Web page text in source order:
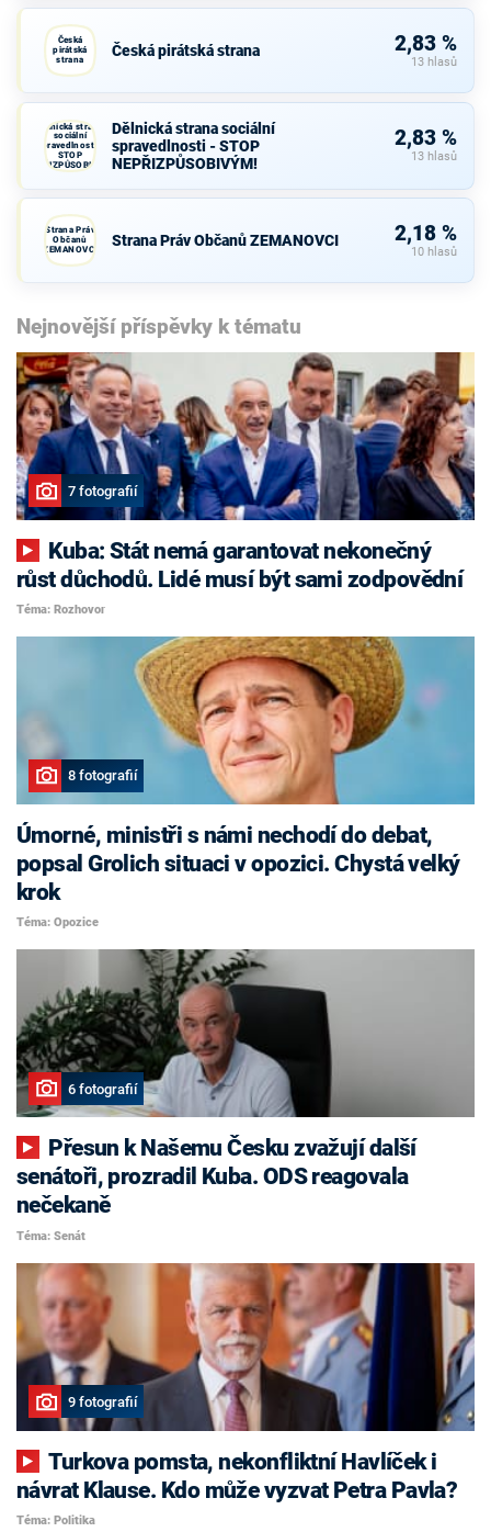
Česká
pirátská
strana
Česká pirátská strana 2,83 %
13 hlasů
Dělnická strana
sociální
spravedlnosti -
STOP
NEPŘIZPŮSOBIVÝM!
Dělnická strana sociální
spravedlnosti - STOP
NEPŘIZPŮSOBIVÝM!
2,83 %
13 hlasů
Strana Práv
Občanů
ZEMANOVCI
Strana Práv Občanů ZEMANOVCI 2,18 %
10 hlasů
Nejnovější příspěvky k tématu
7 fotografií
růst důchodů. Lidé musí být sami zodpovědní
Téma: Rozhovor
8 fotografií
Úmorné, ministři s námi nechodí do debat,
popsal Grolich situaci v opozici. Chystá velký
krok
Téma: Opozice
6 fotografií
senátoři, prozradil Kuba. ODS reagovala
nečekaně
Téma: Senát
9 fotografií
Turkova pomsta, nekonfliktní Havlíček i
návrat Klause. Kdo může vyzvat Petra Pavla?
Téma: Politika